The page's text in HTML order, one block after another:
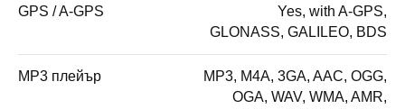
GPS / A-GPS
Yes, with A-GPS,
GLONASS, GALILEO, BDS
MP3 плейър
MP3, M4A, 3GA, AAC, OGG,
OGA, WAV, WMA, AMR,